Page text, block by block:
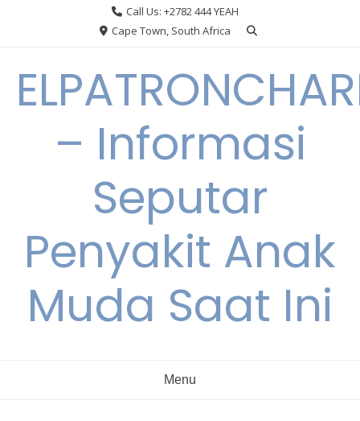
Call Us: +2782 444 YEAH
Cape Town, South Africa
– Informasi
Seputar
Penyakit Anak
Muda Saat Ini
Menu